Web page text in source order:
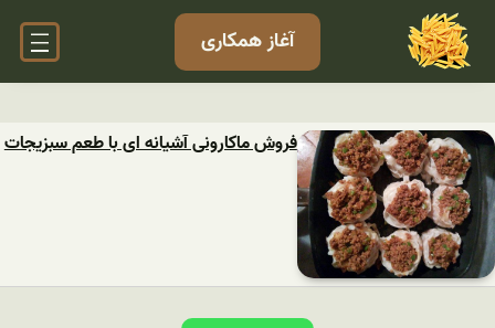
آغاز همکاری
فروش ماکارونی آشیانه ای با طعم سبزیجات